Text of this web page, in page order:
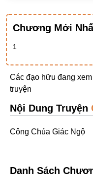
Ngược Luyến Tàn Tâm
Thức Tỉnh Nhân Vật
Học Bá
OE
Chương Mới
1
Các đạo hữu đang
truyện
Nội Dung Truyện
Công Chúa Giác Ngộ
Danh Sách